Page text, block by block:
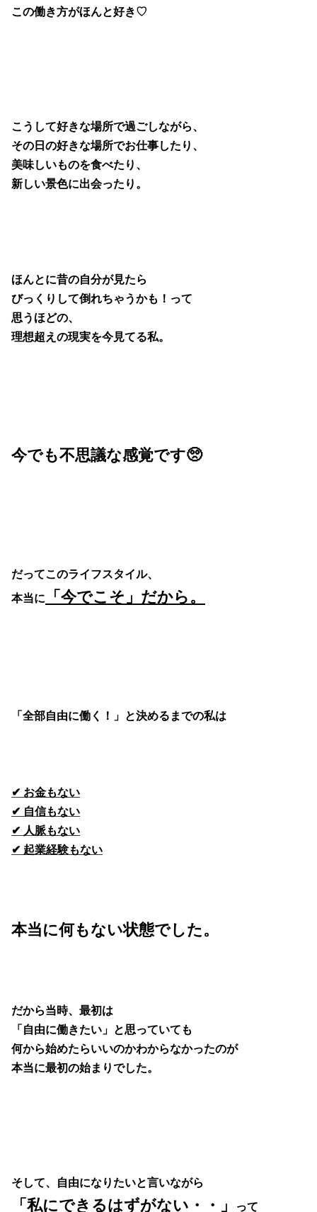
この働き方がほんと好き♡
こうして好きな場所で過ごしながら、
その日の好きな場所でお仕事したり、
美味しいものを食べたり、
新しい景色に出会ったり。
ほんとに昔の自分が見たら
びっくりして倒れちゃうかも！って
思うほどの、
理想超えの現実を今見てる私。
今でも不思議な感覚です🥺
だってこのライフスタイル、
本当に
「今でこそ」だから。
「全部自由に働く！」と決めるまでの私は
✔ お金もない
✔ 自信もない
✔ 人脈もない
✔ 起業経験もない
本当に何もない状態でした。
だから当時、最初は
「自由に働きたい」 と思っていても
何から始めたらいいのかわからなかったのが
本当に最初の始まりでした。
そして、 自由になりたいと言いながら
「私にできるはずがない・・」 って